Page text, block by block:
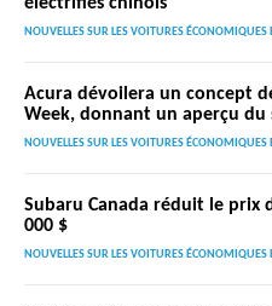
NOUVELLES SUR LES VOITURES ÉCONOMIQUES
Acura dévoilera un concept
Week, donnant un aperçu
NOUVELLES SUR LES VOITURES ÉCONOMIQUES
Subaru Canada réduit le prix
000 $
NOUVELLES SUR LES VOITURES ÉCONOMIQUES